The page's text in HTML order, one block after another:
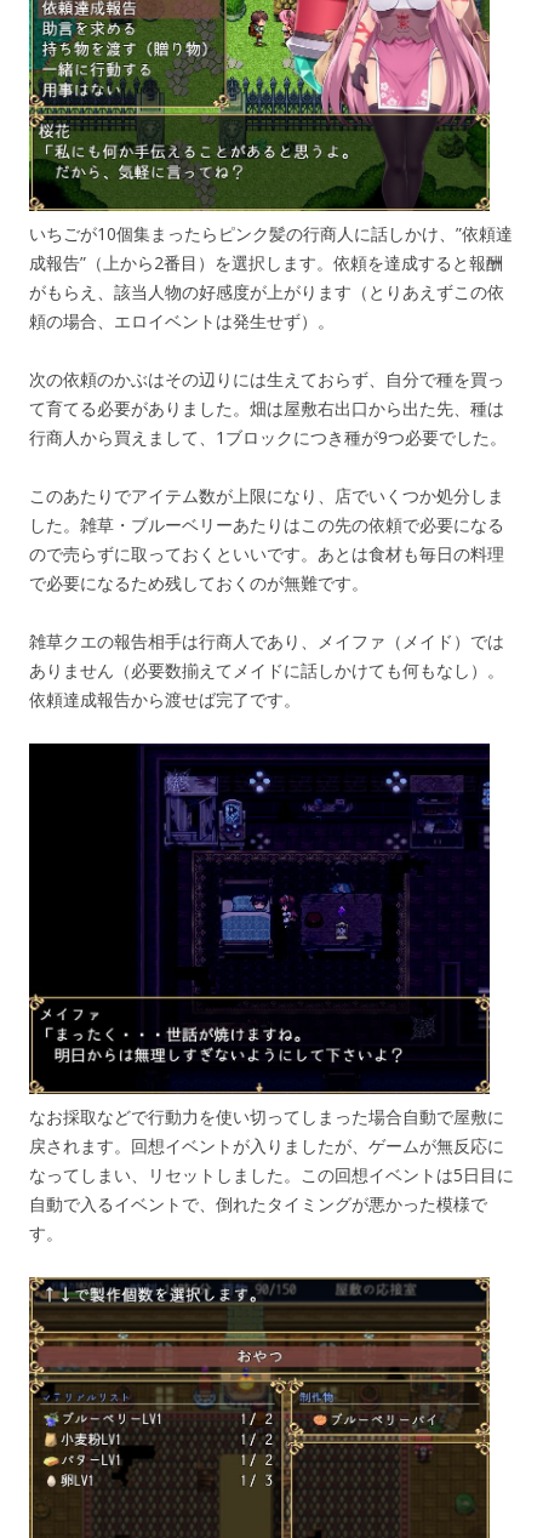
いちごが10個集まったらピンク髪の行商人に話しかけ、”依頼達
成報告”（上から2番目）を選択します。依頼を達成すると報酬
がもらえ、該当人物の好感度が上がります（とりあえずこの依
頼の場合、エロイベントは発生せず）。
次の依頼のかぶはその辺りには生えておらず、自分で種を買っ
て育てる必要がありました。畑は屋敷右出口から出た先、種は
行商人から買えまして、1ブロックにつき種が9つ必要でした。
このあたりでアイテム数が上限になり、店でいくつか処分しま
した。雑草・ブルーベリーあたりはこの先の依頼で必要になる
ので売らずに取っておくといいです。あとは食材も毎日の料理
で必要になるため残しておくのが無難です。
雑草クエの報告相手は行商人であり、メイファ（メイド）では
ありません（必要数揃えてメイドに話しかけても何もなし）。
依頼達成報告から渡せば完了です。
なお採取などで行動力を使い切ってしまった場合自動で屋敷に
戻されます。回想イベントが入りましたが、ゲームが無反応に
なってしまい、リセットしました。この回想イベントは5日目に
自動で入るイベントで、倒れたタイミングが悪かった模様で
す。